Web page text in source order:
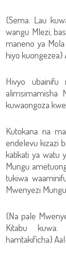
{Sema: Lau
wangu Mlezi,
maneno ya
hiyo kuongezea}
Hivyo ubainifu
alimsimamisha
kuwaongoza
Kutokana na
endelevu kizazi
katikati ya watu
Mungu
tukiwa
Mwenyezi
{Na pale
Kitabu kuwa:
hamtakificha}